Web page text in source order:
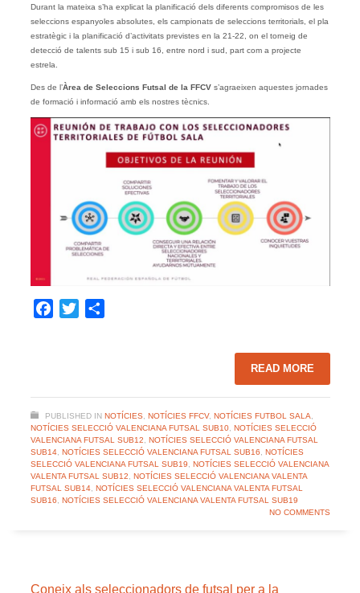
Durant la mateixa s’ha explicat la planificació dels diferents compromisos de les
seleccions espanyoles absolutes, els campionats de seleccions territorials, el pla
estratègic i la planificació d’activitats previstes en la 21-22, on el torneig de
detecció de talents sub 15 i sub 16, entre nord i sud, part com a projecte
estrela.
Des de l’Àrea de Seleccions Futsal de la FFCVs’agraeixen aquestes jornades
de formació i informació amb els nostres tècnics.
Facebook
Twitter
READ MORE
PUBLISHED IN NOTÍCIES, NOTÍCIES FFCV, NOTÍCIES FUTBOL SALA,
NOTÍCIES SELECCIÓ VALENCIANA FUTSAL SUB10, NOTÍCIES SELECCIÓ
VALENCIANA FUTSAL SUB12, NOTÍCIES SELECCIÓ VALENCIANA FUTSAL
SUB14, NOTÍCIES SELECCIÓ VALENCIANA FUTSAL SUB16, NOTÍCIES
SELECCIÓ VALENCIANA FUTSAL SUB19, NOTÍCIES SELECCIÓ VALENCIANA
VALENTA FUTSAL SUB12, NOTÍCIES SELECCIÓ VALENCIANA VALENTA
FUTSAL SUB14, NOTÍCIES SELECCIÓ VALENCIANA VALENTA FUTSAL
SUB16, NOTÍCIES SELECCIÓ VALENCIANA VALENTA FUTSAL SUB19
NO COMMENTS
Coneix als seleccionadors de futsal per a la